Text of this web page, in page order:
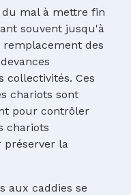
mal à mettre fin
souvent jusqu'à
des
collectivités. Ces
chariots sont
pour contrôler
chariots
préserver la
aux caddies se